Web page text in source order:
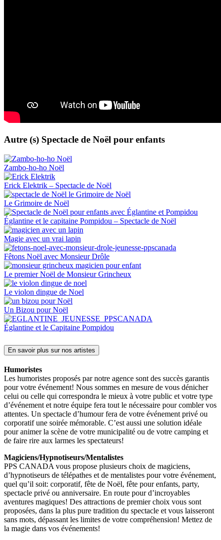
Autre (s) Spectacle de Noël pour enfants​
Zambo-ho-ho Noël
Erick Elektrik – Spectacle de Noël
Le Grimoire de Noël
Églantine et le capitaine Pompidou – Spectacle de Noël
Magie avec un vrai lapin
Fêtons Noël avec Monsieur Drôle
Le premier Noël de Monsieur Grincheux
Le violon dingue de Noel
Un Bizou pour Noël
Églantine et le Capitaine Pompidou
En savoir plus sur nos artistes
Humoristes
Les humoristes proposés par notre agence sont des succès garantis
pour votre événement! Nous sommes en mesure de vous dénicher
celui ou celle qui correspondra le mieux à votre public et votre type
d’événement et notre équipe fera tout le nécessaire pour combler vos
attentes. Un spectacle d’humour fera de votre événement privé ou
corporatif une soirée mémorable. C’est aussi une solution idéale
pour animer la scène de votre municipalité ou de votre camping et
de faire rire aux larmes les spectateurs!
Magiciens/Hypnotiseurs/Mentalistes
PPS CANADA vous propose plusieurs choix de magiciens,
d’hypnotiseurs de télépathes et de mentalistes pour votre événement,
quel qu’il soit: corporatif, fête de Noël, fête pour enfants, party,
spectacle privé ou anniversaire. En route pour d’incroyables
aventures magiques! Des attractions de premier choix vous sont
proposées, dans la plus pure tradition du spectacle et vous laisseront
sans mots, dépassant les limites de votre compréhension! Mettez de
la magie dans vos événements!